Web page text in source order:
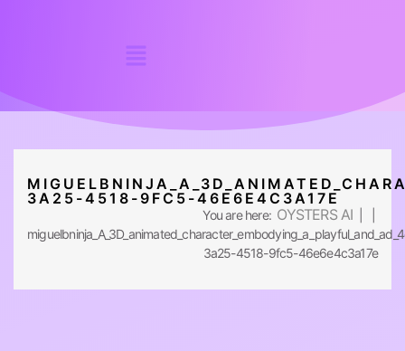
3A25-4518-9FC5-46E6E4C3A17E
You are here: OYSTERS AI
3a25-4518-9fc5-46e6e4c3a17e